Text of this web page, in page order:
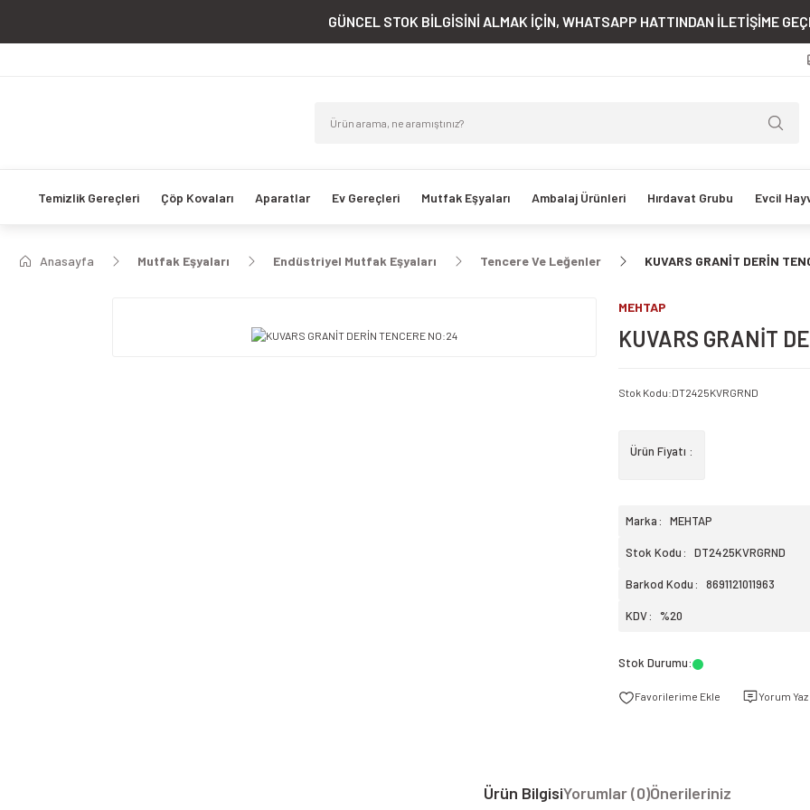
GÜNCEL STOK BİLGİSİNİ ALMAK İÇİN, WHATSAPP HATTINDAN İLETİŞİME
Temizlik Gereçleri Çöp Kovaları Aparatlar Ev Gereçleri Mutfak Eşyaları Ambalaj Ürünleri Hırdavat Grubu Evcil
Anasayfa Mutfak Eşyaları Endüstriyel Mutfak Eşyaları Tencere Ve Leğenler KUVARS GRANİT DERİN
MEHTAP
KUVARS GRANİT
Stok Kodu:DT2425KVRGRND
Ürün Fiyatı :
Marka MEHTAP
Stok Kodu DT2425KVRGRND
Barkod Kodu 8691121011963
KDV %20
Stok Durumu:
Yorum Yaz
Ürün BilgisiYorumlar (0)Önerileriniz